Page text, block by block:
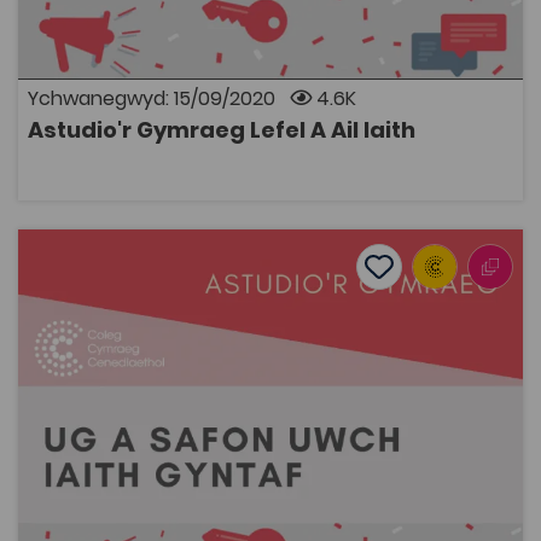
Ychwanegwyd: 15/09/2020 4.6K
Astudio'r Gymraeg Lefel A Ail Iaith
ffordd newydd o ddysgu ac addysgu mewn cyfnod di-
gynsail ym myd addysg yng Nghymru. Mae’r casgliad
yn cynnwys deunydd amrywiol megis clipiau fideo,
deunydd hyrwyddo a dolenni i wefannau allanol.
Astudio'r Gymraeg Lefel A Iaith Gyntaf
Add to favourites
Dyddiad cyhoeddi: 2020 Add to favourites
Astudio'r Gymraeg Lefel A Iaith Gyntaf
8.3K
Tagiau
Adnodd Coleg Cymraeg
Dyma gasgliad o adnoddau ar gyfer disgyblion ac
Iaith Gyntaf. Mae’r adnoddau, sy’n berthnasol i'r